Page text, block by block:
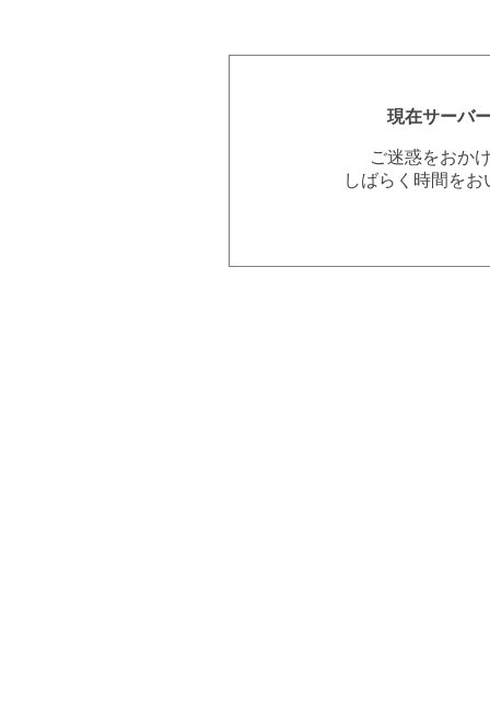
現在サーバ
ご迷惑をおか
しばらく時間を